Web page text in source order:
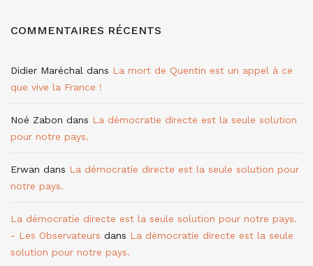
COMMENTAIRES RÉCENTS
Didier Maréchal dans La mort de Quentin est un appel à ce
que vive la France !
Noé Zabon dans La démocratie directe est la seule solution
pour notre pays.
Erwan dans La démocratie directe est la seule solution pour
notre pays.
La démocratie directe est la seule solution pour notre pays.
- Les Observateurs dans La démocratie directe est la seule
solution pour notre pays.